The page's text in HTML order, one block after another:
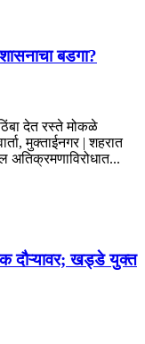
बडगा?
देत रस्ते मोकळे
मुक्ताईनगर | शहरात
अतिक्रमणाविरोधात...
दौऱ्यावर; खड्डे युक्त